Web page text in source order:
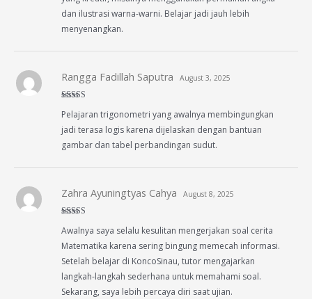
dan ilustrasi warna-warni. Belajar jadi jauh lebih
menyenangkan.
out of 5
Rangga Fadillah Saputra August 3, 2025
Pelajaran trigonometri yang awalnya membingungkan
jadi terasa logis karena dijelaskan dengan bantuan
gambar dan tabel perbandingan sudut.
out of 5
Zahra Ayuningtyas Cahya August 8, 2025
Awalnya saya selalu kesulitan mengerjakan soal cerita
Matematika karena sering bingung memecah informasi.
Setelah belajar di KoncoSinau, tutor mengajarkan
langkah-langkah sederhana untuk memahami soal.
Sekarang, saya lebih percaya diri saat ujian.